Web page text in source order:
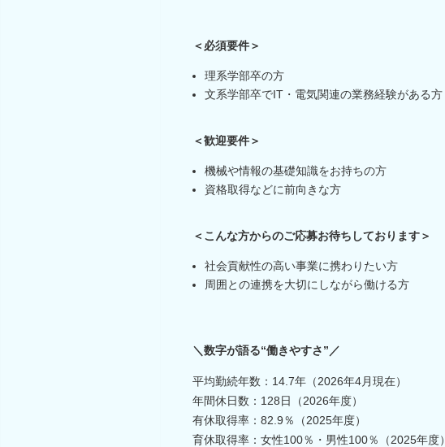
＜必須要件＞
理系学部卒の方
文系学部卒でIT・電気関連の業務経験がある方
＜歓迎要件＞
機械や情報の基礎知識をお持ちの方
資格取得などに前向きな方
＜こんな方からのご応募お待ちしております＞
社会貢献性の高い事業に携わりたい方
周囲との連携を大切にしながら働ける方
＼数字が語る“働きやすさ”／
平均勤続年数：14.7年（2026年4月現在）
年間休日数：128日（2026年度）
有休取得率：82.9％（2025年度）
育休取得率：女性100％・男性100％（2025年度）